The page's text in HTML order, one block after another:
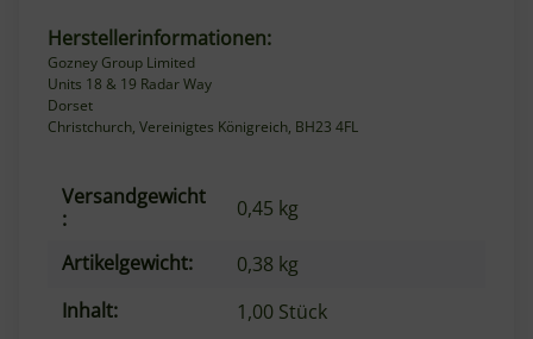
Herstellerinformationen:
Gozney Group Limited
Units 18 & 19 Radar Way
Dorset
Christchurch, Vereinigtes Königreich, BH23 4FL
Produkteigenschaft
Wert
Versandgewicht
:
0,45 kg
Artikelgewicht: 0,38 kg
Inhalt:
1,00 Stück